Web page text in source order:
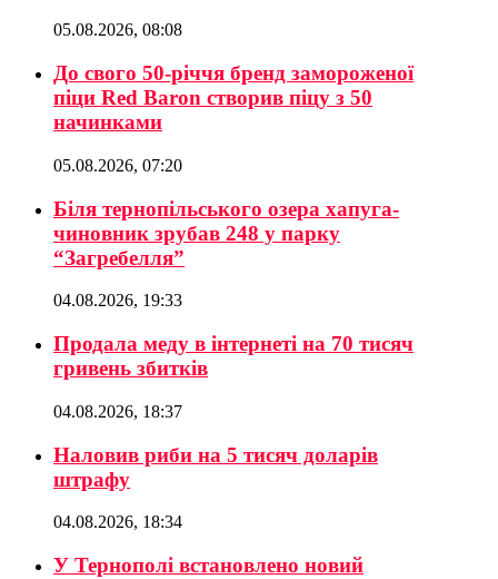
05.08.2026, 08:08
До свого 50-річчя бренд замороженої
піци Red Baron створив піцу з 50
начинками
05.08.2026, 07:20
Біля тернопільського озера хапуга-
чиновник зрубав 248 у парку
“Загребелля”
04.08.2026, 19:33
Продала меду в інтернеті на 70 тисяч
гривень збитків
04.08.2026, 18:37
Наловив риби на 5 тисяч доларів
штрафу
04.08.2026, 18:34
У Тернополі встановлено новий